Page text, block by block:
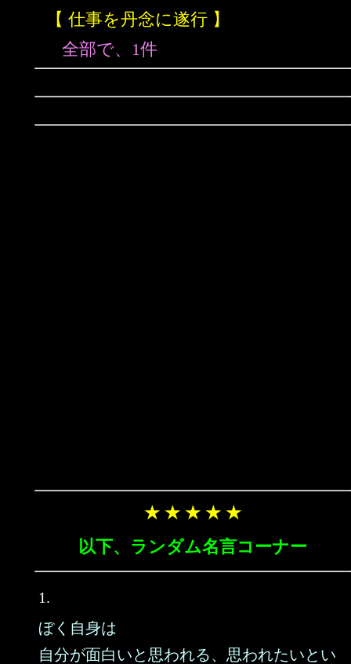
【 仕事を丹念に遂行 】
全部で、1件
★ ★ ★ ★ ★
以下、ランダム名言コーナー
1.
ぼく自身は
自分が面白いと思われる、思われたいとい